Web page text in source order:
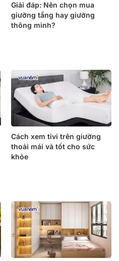
Giải đáp: Nên chọn mua
giường tầng hay giường
thông minh?
Cách xem tivi trên giường
thoải mái và tốt cho sức
khỏe